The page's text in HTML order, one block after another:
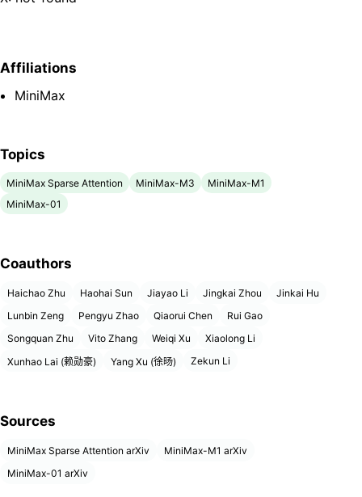
Affiliations
MiniMax
Topics
MiniMax Sparse Attention MiniMax-M3
MiniMax-M1
MiniMax-01
Coauthors
Haichao Zhu Haohai Sun Jiayao Li Jingkai Zhou
Jinkai Hu
Lunbin Zeng
Pengyu Zhao Qiaorui Chen
Rui Gao
Songquan Zhu
Vito Zhang Weiqi Xu
Xiaolong Li
Xunhao Lai (赖勋豪)
Yang Xu (徐旸) Zekun Li
Sources
MiniMax Sparse Attention arXiv
MiniMax-M1 arXiv
MiniMax-01 arXiv